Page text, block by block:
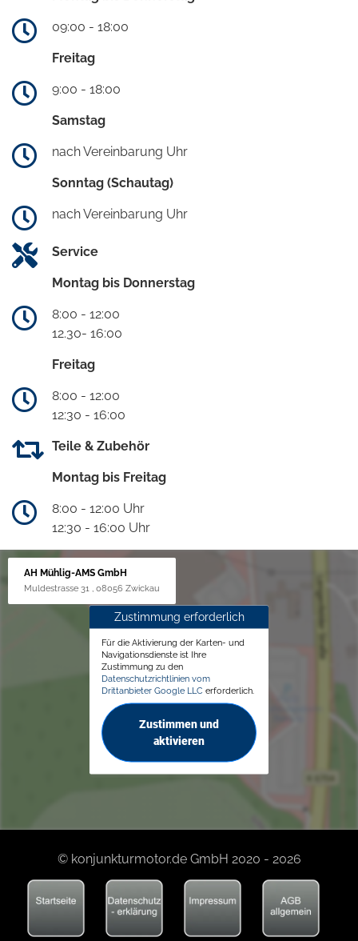
09:00 - 18:00
Freitag
9:00 - 18:00
Samstag
nach Vereinbarung Uhr
Sonntag (Schautag)
nach Vereinbarung Uhr
Service
Montag bis Donnerstag
8:00 - 12:00
12.30- 16:00
Freitag
8:00 - 12:00
12:30 - 16:00
Teile & Zubehör
Montag bis Freitag
8:00 - 12:00 Uhr
12:30 - 16:00 Uhr
AH Mühlig-AMS GmbH
Muldestrasse 31 , 08056 Zwickau
Zustimmung erforderlich
Für die Aktivierung der Karten- und
Navigationsdienste ist Ihre
Zustimmung zu den
Datenschutzrichtlinien vom
Drittanbieter Google LLC erforderlich.
Zustimmen und
aktivieren
© konjunkturmotor.de GmbH 2020 - 2026